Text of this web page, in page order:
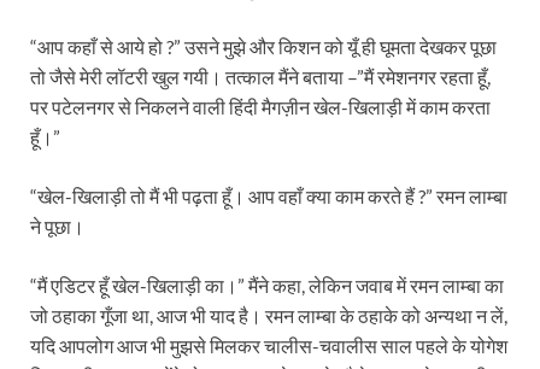
“आप कहाँ से आये हो ?” उसने मुझे और किशन को यूँ ही घूमता देखकर पूछा
तो जैसे मेरी लॉटरी खुल गयी। तत्काल मैंने बताया –”मैं रमेशनगर रहता हूँ,
पर पटेलनगर से निकलने वाली हिंदी मैगज़ीन खेल-खिलाड़ी में काम करता
हूँ।”
“खेल-खिलाड़ी तो मैं भी पढ़ता हूँ। आप वहाँ क्या काम करते हैं ?” रमन लाम्बा
ने पूछा।
“मैं एडिटर हूँ खेल-खिलाड़ी का।” मैंने कहा, लेकिन जवाब में रमन लाम्बा का
जो ठहाका गूँजा था, आज भी याद है। रमन लाम्बा के ठहाके को अन्यथा न लें,
यदि आपलोग आज भी मुझसे मिलकर चालीस-चवालीस साल पहले के योगेश